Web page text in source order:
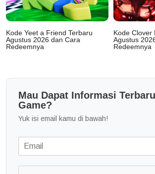
Kode Yeet a Friend Terbaru
Agustus 2026 dan Cara
Redeemnya
Kode Clover
Agustus
Redeemnya
Mau Dapat Informasi
Game?
Yuk isi email kamu di bawah!